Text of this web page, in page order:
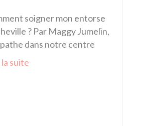
soigner mon entorse
? Par Maggy Jumelin,
dans notre centre
suite